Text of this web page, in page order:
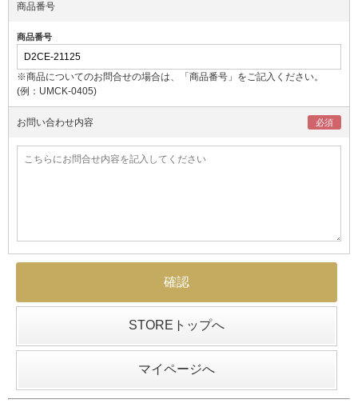
商品番号
商品番号
※商品についてのお問合せの場合は、「商品番号」をご記入ください。
(例：UMCK-0405)
お問い合わせ内容
STOREトップへ
マイページへ